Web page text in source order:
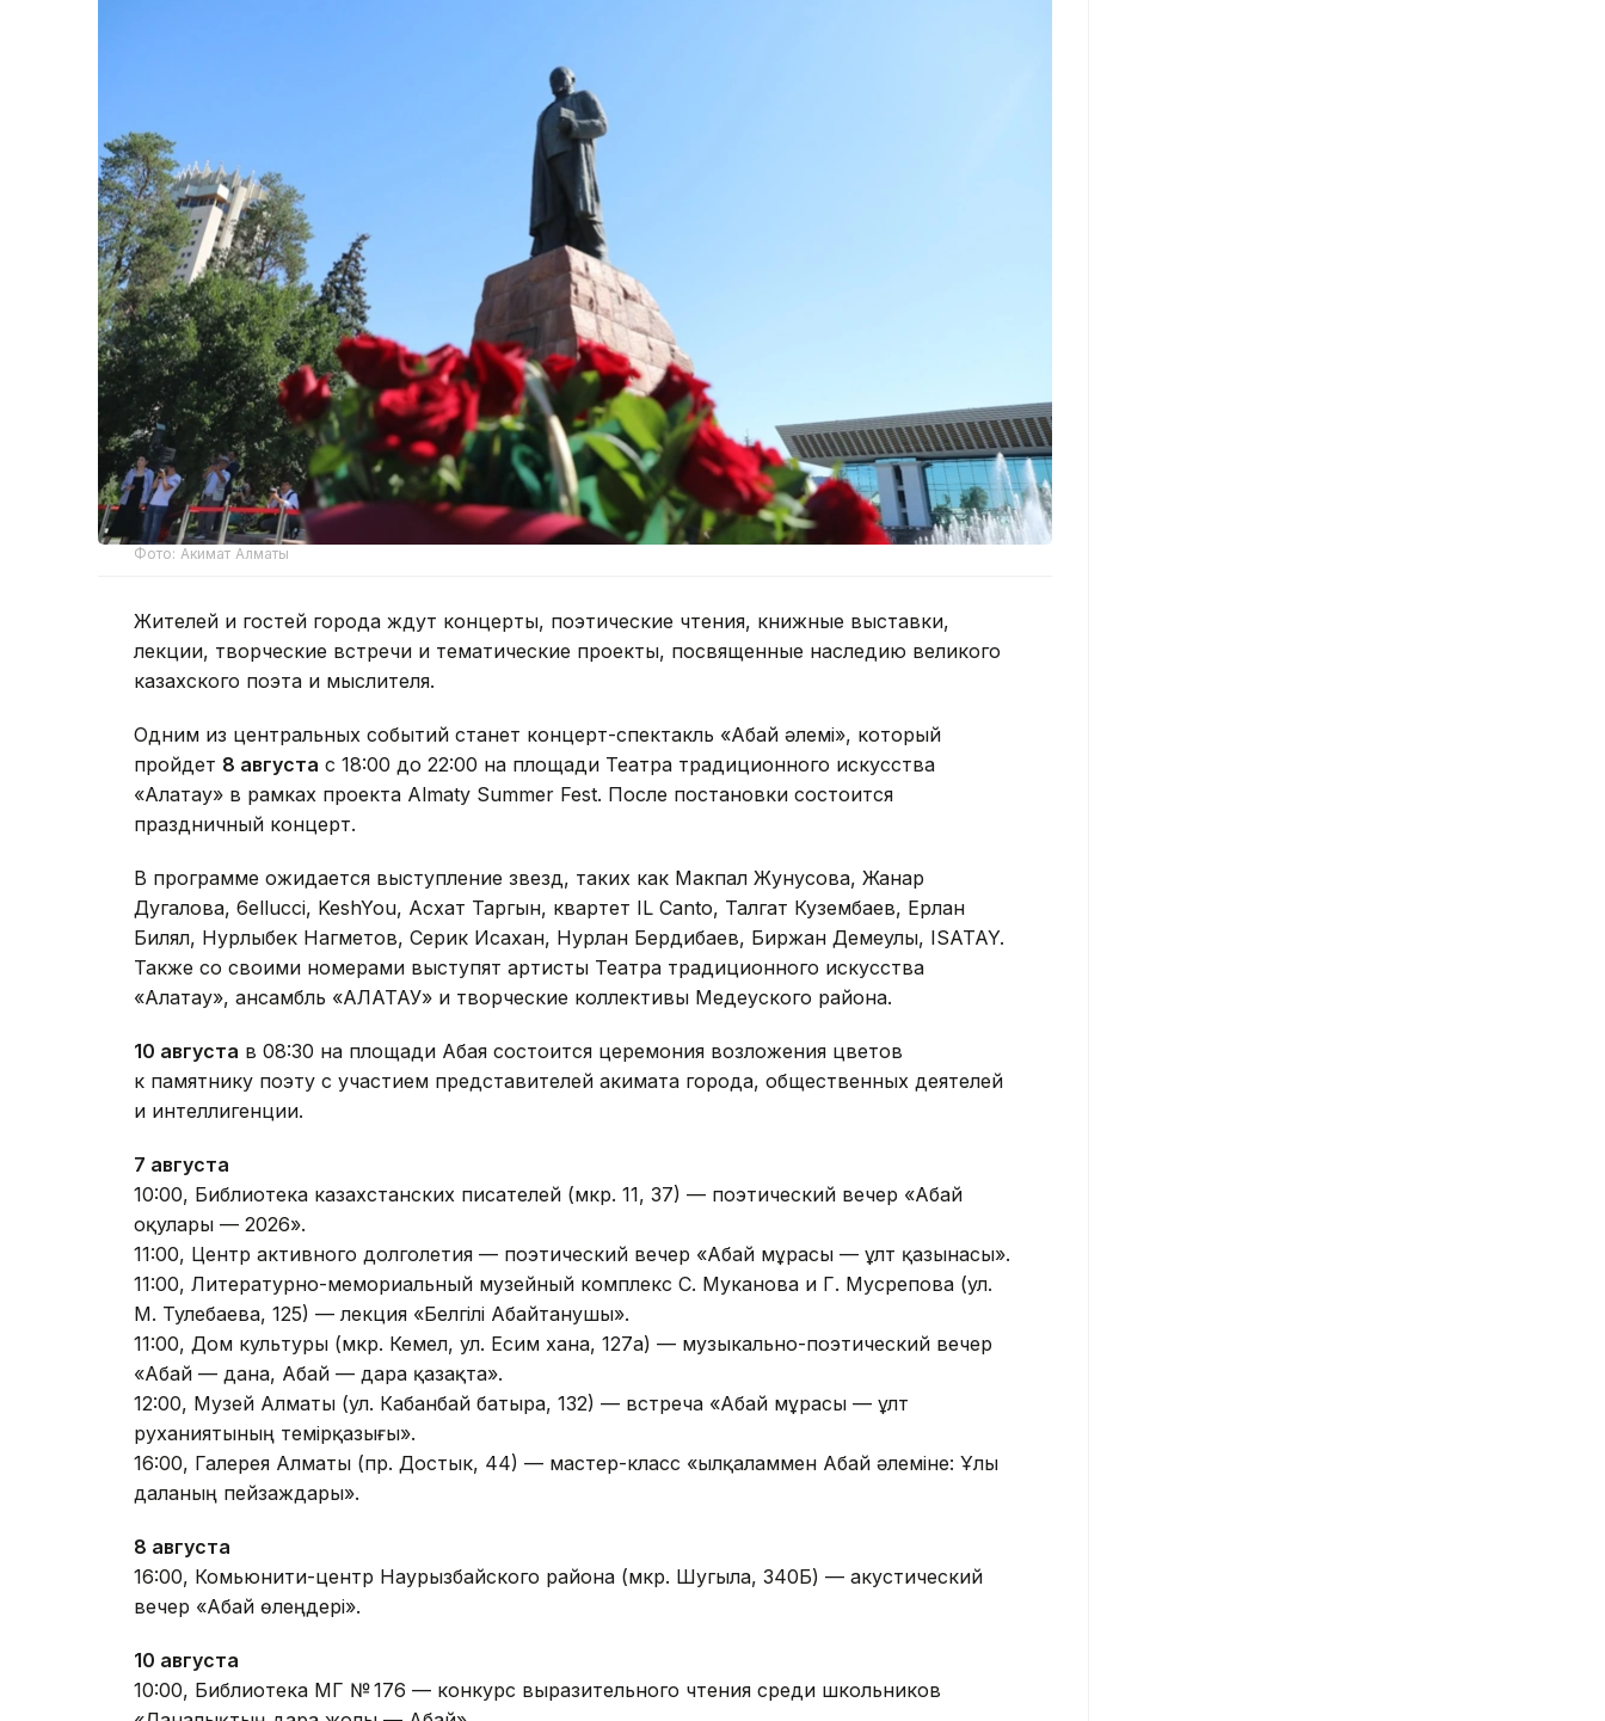
Фото: Акимат Алматы
Жителей и гостей города ждут концерты, поэтические чтения, книжные выставки,
лекции, творческие встречи и тематические проекты, посвященные наследию великого
казахского поэта и мыслителя.
Одним из центральных событий станет концерт-спектакль «Абай әлемі», который
пройдет 8 августа с 18:00 до 22:00 на площади Театра традиционного искусства
«Алатау» в рамках проекта Almaty Summer Fest. После постановки состоится
праздничный концерт.
В программе ожидается выступление звезд, таких как Макпал Жунусова, Жанар
Дугалова, 6ellucci, KeshYou, Асхат Таргын, квартет IL Canto, Талгат Кузембаев, Ерлан
Билял, Нурлыбек Нагметов, Серик Исахан, Нурлан Бердибаев, Биржан Демеулы, ISATAY.
Также со своими номерами выступят артисты Театра традиционного искусства
«Алатау», ансамбль «АЛАТАУ» и творческие коллективы Медеуского района.
10 августа в 08:30 на площади Абая состоится церемония возложения цветов
к памятнику поэту с участием представителей акимата города, общественных деятелей
и интеллигенции.
7 августа
10:00, Библиотека казахстанских писателей (мкр. 11, 37) — поэтический вечер «Абай
оқулары — 2026».
11:00, Центр активного долголетия — поэтический вечер «Абай мұрасы — ұлт қазынасы».
11:00, Литературно-мемориальный музейный комплекс С. Муканова и Г. Мусрепова (ул.
М. Тулебаева, 125) — лекция «Белгілі Абайтанушы».
11:00, Дом культуры (мкр. Кемел, ул. Есим хана, 127а) — музыкально-поэтический вечер
«Абай — дана, Абай — дара қазақта».
12:00, Музей Алматы (ул. Кабанбай батыра, 132) — встреча «Абай мұрасы — ұлт
руханиятының темірқазығы».
16:00, Галерея Алматы (пр. Достык, 44) — мастер-класс «Қылқаламмен Абай әлеміне: Ұлы
даланың пейзаждары».
8 августа
16:00, Комьюнити-центр Наурызбайского района (мкр. Шугыла, 340Б) — акустический
вечер «Абай өлеңдері».
10 августа
10:00, Библиотека МГ № 176 — конкурс выразительного чтения среди школьников